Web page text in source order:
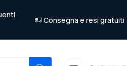
Consegna e resi gratuiti